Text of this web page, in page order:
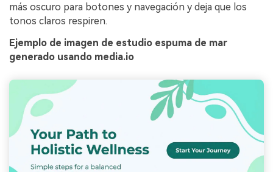
más oscuro para botones y navegación y deja que los
tonos claros respiren.
Ejemplo de imagen de estudio espuma de mar
generado usando media.io